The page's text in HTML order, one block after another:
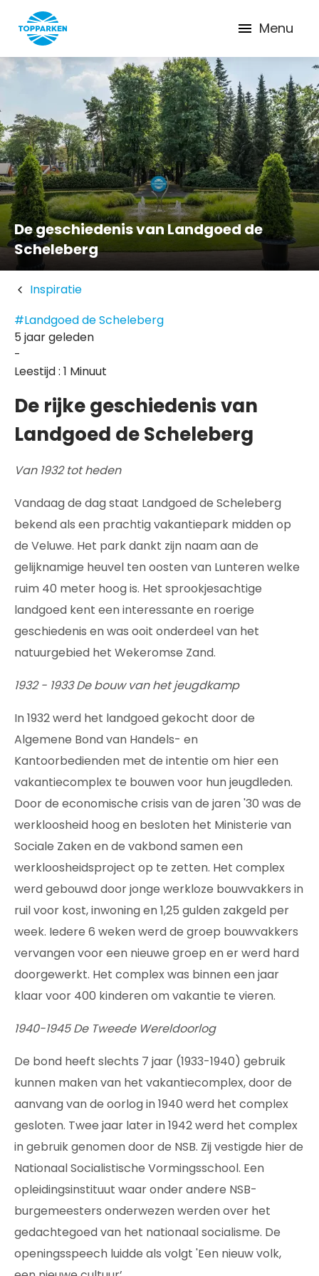
Menu
De geschiedenis van Landgoed de
Scheleberg
Inspiratie
#Landgoed de Scheleberg
5 jaar geleden
-
Leestijd : 1 Minuut
De rijke geschiedenis van
Landgoed de Scheleberg
Van 1932 tot heden
Vandaag de dag staat Landgoed de Scheleberg
bekend als een prachtig vakantiepark midden op
de Veluwe. Het park dankt zijn naam aan de
gelijknamige heuvel ten oosten van Lunteren welke
ruim 40 meter hoog is. Het sprookjesachtige
landgoed kent een interessante en roerige
geschiedenis en was ooit onderdeel van het
natuurgebied het Wekeromse Zand.
1932 - 1933 De bouw van het jeugdkamp
In 1932 werd het landgoed gekocht door de
Algemene Bond van Handels- en
Kantoorbedienden met de intentie om hier een
vakantiecomplex te bouwen voor hun jeugdleden.
Door de economische crisis van de jaren '30 was de
werkloosheid hoog en besloten het Ministerie van
Sociale Zaken en de vakbond samen een
werkloosheidsproject op te zetten. Het complex
werd gebouwd door jonge werkloze bouwvakkers in
ruil voor kost, inwoning en 1,25 gulden zakgeld per
week. Iedere 6 weken werd de groep bouwvakkers
vervangen voor een nieuwe groep en er werd hard
doorgewerkt. Het complex was binnen een jaar
klaar voor 400 kinderen om vakantie te vieren.
1940-1945 De Tweede Wereldoorlog
De bond heeft slechts 7 jaar (1933-1940) gebruik
kunnen maken van het vakantiecomplex, door de
aanvang van de oorlog in 1940 werd het complex
gesloten. Twee jaar later in 1942 werd het complex
in gebruik genomen door de NSB. Zij vestigde hier de
Nationaal Socialistische Vormingsschool. Een
opleidingsinstituut waar onder andere NSB-
burgemeesters onderwezen werden over het
gedachtegoed van het nationaal socialisme. De
openingsspeech luidde als volgt 'Een nieuw volk,